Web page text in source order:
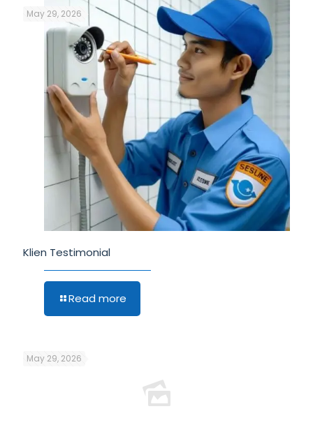
May 29, 2026
Klien Testimonial
Read more
May 29, 2026